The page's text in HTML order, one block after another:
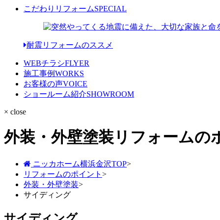
こだわりリフォームSPECIAL
耐震リフォームのススメ
WEBチラシFLYER
施工事例WORKS
お客様の声VOICE
ショールーム紹介SHOWROOM
× close
外装・外壁塗装リフォームの
ニッカホーム横浜金沢TOP>
リフォームのポイント >
外装・外壁塗装>
サイディング